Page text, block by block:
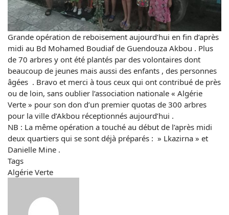
Grande opération de reboisement aujourd’hui en fin d’après
midi au Bd Mohamed Boudiaf de Guendouza Akbou . Plus
de 70 arbres y ont été plantés par des volontaires dont
beaucoup de jeunes mais aussi des enfants , des personnes
âgées . Bravo et merci à tous ceux qui ont contribué de près
ou de loin, sans oublier l’association nationale « Algérie
Verte » pour son don d’un premier quotas de 300 arbres
pour la ville d’Akbou réceptionnés aujourd’hui .
NB : La même opération a touché au début de l’après midi
deux quartiers qui se sont déjà préparés : » Lkazirna » et
Danielle Mine .
Tags
Algérie Verte